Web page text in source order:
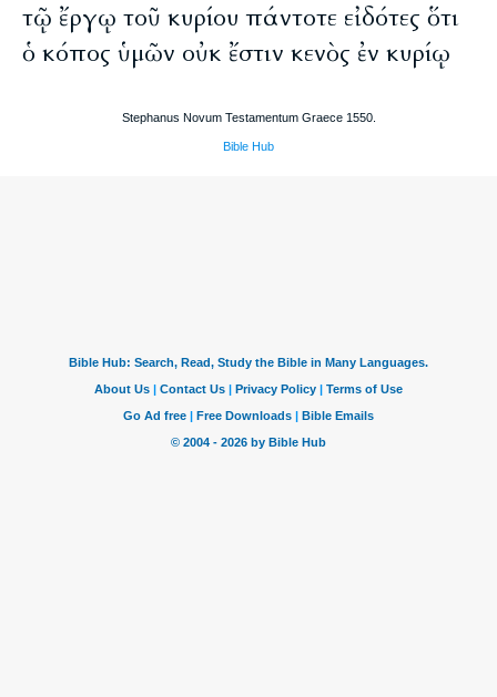
τῷ ἔργῳ τοῦ κυρίου πάντοτε εἰδότες ὅτι
ὁ κόπος ὑμῶν οὐκ ἔστιν κενὸς ἐν κυρίῳ
Stephanus Novum Testamentum Graece 1550.
Bible Hub